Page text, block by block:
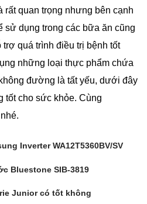
rất quan trọng nhưng bên cạnh
sử dụng trong các bữa ăn cũng
trợ quá trình điều trị bệnh tốt
những loại thực phẩm chứa
đường là tất yếu, dưới đây
tốt cho sức khỏe. Cùng
Inverter WA12T5360BV/SV
Bluestone SIB-3819
Junior có tốt không